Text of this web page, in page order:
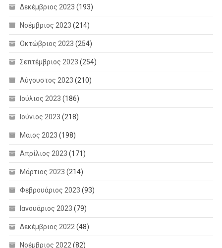
Δεκέμβριος 2023 (193)
Νοέμβριος 2023 (214)
Οκτώβριος 2023 (254)
Σεπτέμβριος 2023 (254)
Αύγουστος 2023 (210)
Ιούλιος 2023 (186)
Ιούνιος 2023 (218)
Μάιος 2023 (198)
Απρίλιος 2023 (171)
Μάρτιος 2023 (214)
Φεβρουάριος 2023 (93)
Ιανουάριος 2023 (79)
Δεκέμβριος 2022 (48)
Νοέμβριος 2022 (82)